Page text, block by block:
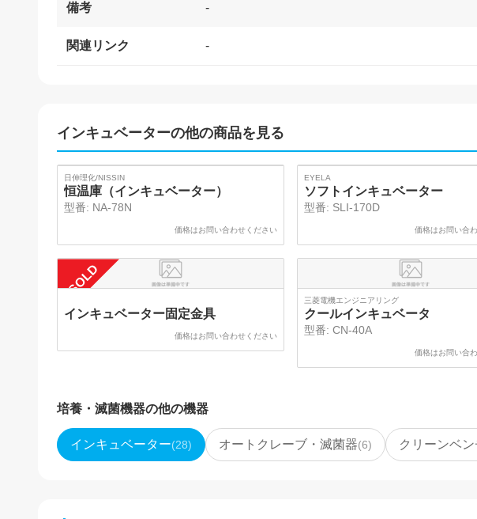
備考 -
関連リンク -
インキュベーターの他の商品を見る
SOLD
日伸理化/NISSIN
恒温庫（インキュベーター）
型番: NA-78N
価格はお問い合わせください
SOLD
EYELA
ソフトインキュベーター
型番: SLI-170D
価格はお問い合
SOLD
インキュベーター固定金具
価格はお問い合わせください
三菱電機エンジニアリング
クールインキュベータ
型番: CN-40A
価格はお問い合
培養・滅菌機器の他の機器
インキュベーター(28) オートクレーブ・滅菌器(6) クリーンベン